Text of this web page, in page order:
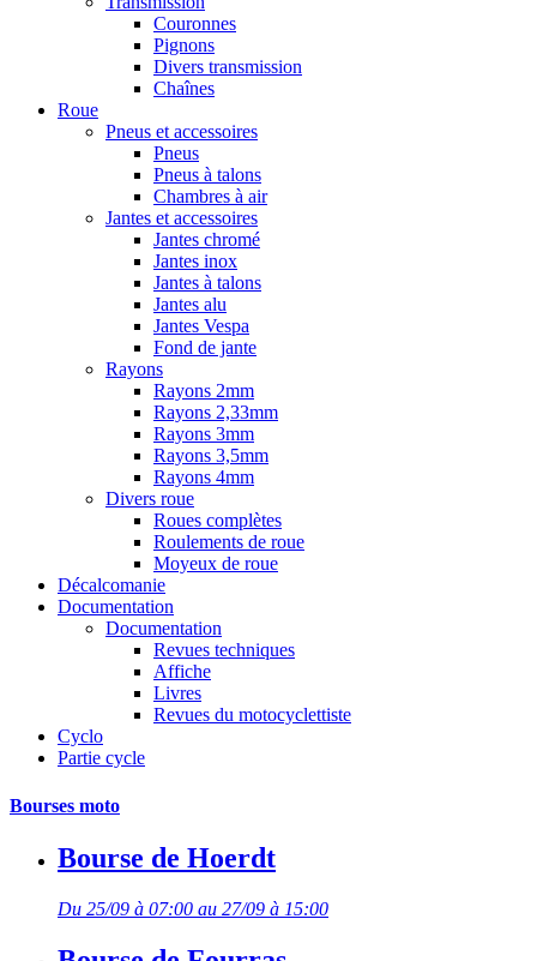
Couronnes
Pignons
Divers transmission
Chaînes
Roue
Pneus et accessoires
Pneus
Pneus à talons
Chambres à air
Jantes et accessoires
Jantes chromé
Jantes inox
Jantes à talons
Jantes alu
Jantes Vespa
Fond de jante
Rayons
Rayons 2mm
Rayons 2,33mm
Rayons 3mm
Rayons 3,5mm
Rayons 4mm
Divers roue
Roues complètes
Roulements de roue
Moyeux de roue
Décalcomanie
Documentation
Documentation
Revues techniques
Affiche
Livres
Revues du motocyclettiste
Cyclo
Partie cycle
Bourses moto
Bourse de Hoerdt
Du 25/09 à 07:00 au 27/09 à 15:00